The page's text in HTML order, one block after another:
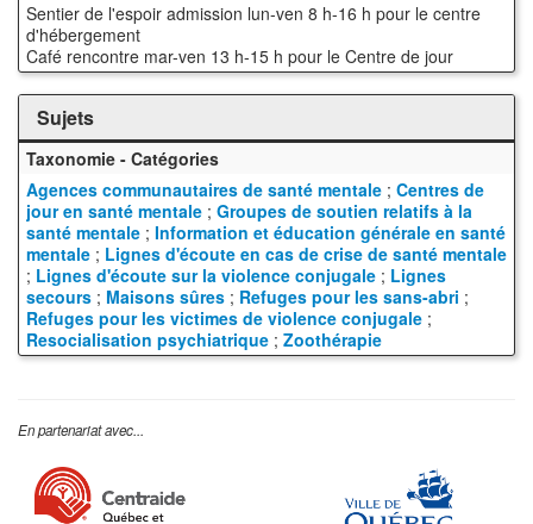
Sentier de l'espoir admission lun-ven 8 h-16 h pour le centre
d'hébergement
Café rencontre mar-ven 13 h-15 h pour le Centre de jour
Sujets
Taxonomie - Catégories
Agences communautaires de santé mentale ; Centres de
jour en santé mentale ; Groupes de soutien relatifs à la
santé mentale ; Information et éducation générale en santé
mentale ; Lignes d'écoute en cas de crise de santé mentale
; Lignes d'écoute sur la violence conjugale ; Lignes
secours ; Maisons sûres ; Refuges pour les sans-abri ;
Refuges pour les victimes de violence conjugale ;
Resocialisation psychiatrique ; Zoothérapie
En partenariat avec...